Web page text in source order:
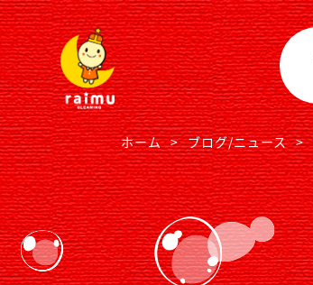
ホーム ブログ/ニュース